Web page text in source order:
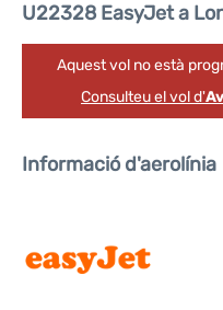
U22328 EasyJet a
Aquest vol no està
Consulteu el vol d'
Informació d'aerolínia